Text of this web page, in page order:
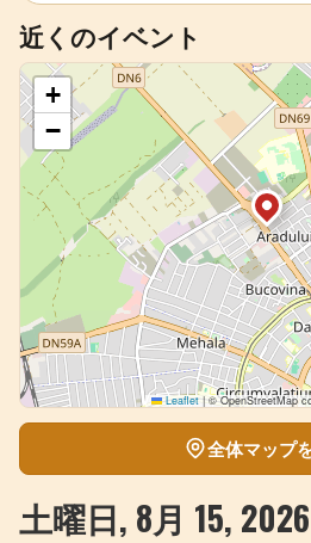
近くのイベント
+
−
Leaflet |© OpenStreetMap
全体マップ
土曜日, 8月 15, 2026